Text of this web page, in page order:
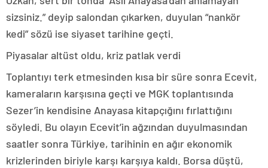
sizsiniz.” deyip salondan çıkarken, duyulan “nankör
kedi” sözü ise siyaset tarihine geçti.
Piyasalar altüst oldu, kriz patlak verdi
Toplantıyı terk etmesinden kısa bir süre sonra Ecevit,
kameraların karşısına geçti ve MGK toplantısında
Sezer’in kendisine Anayasa kitapçığını fırlattığını
söyledi. Bu olayın Ecevit’in ağzından duyulmasından
saatler sonra Türkiye, tarihinin en ağır ekonomik
krizlerinden biriyle karşı karşıya kaldı. Borsa düştü,